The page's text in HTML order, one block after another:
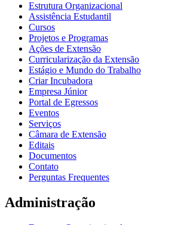
Estrutura Organizacional
Assistência Estudantil
Cursos
Projetos e Programas
Ações de Extensão
Curricularização da Extensão
Estágio e Mundo do Trabalho
Criar Incubadora
Empresa Júnior
Portal de Egressos
Eventos
Serviços
Câmara de Extensão
Editais
Documentos
Contato
Perguntas Frequentes
Administração